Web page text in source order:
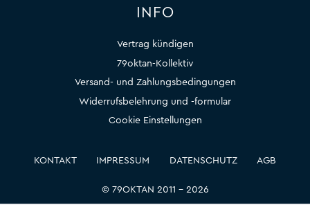
INFO
Vertrag kündigen
79oktan-Kollektiv
Versand- und Zahlungsbedingungen
Widerrufsbelehrung und -formular
Cookie Einstellungen
© 79OKTAN 2011 – 2026
KONTAKT IMPRESSUM DATENSCHUTZ AGB